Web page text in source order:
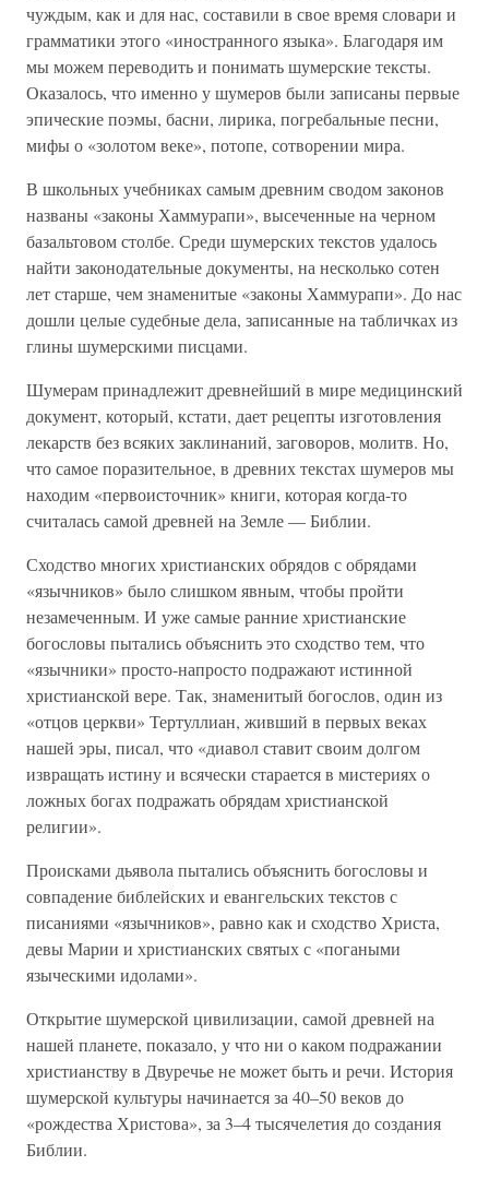
чуждым, как и для нас, составили в свое время словари и
грамматики этого «иностранного языка». Благодаря им
мы можем переводить и понимать шумерские тексты.
Оказалось, что именно у шумеров были записаны первые
эпические поэмы, басни, лирика, погребальные песни,
мифы о «золотом веке», потопе, сотворении мира.
В школьных учебниках самым древним сводом законов
названы «законы Хаммурапи», высеченные на черном
базальтовом столбе. Среди шумерских текстов удалось
найти законодательные документы, на несколько сотен
лет старше, чем знаменитые «законы Хаммурапи». До нас
дошли целые судебные дела, записанные на табличках из
глины шумерскими писцами.
Шумерам принадлежит древнейший в мире медицинский
документ, который, кстати, дает рецепты изготовления
лекарств без всяких заклинаний, заговоров, молитв. Но,
что самое поразительное, в древних текстах шумеров мы
находим «первоисточник» книги, которая когда-то
считалась самой древней на Земле — Библии.
Сходство многих христианских обрядов с обрядами
«язычников» было слишком явным, чтобы пройти
незамеченным. И уже самые ранние христианские
богословы пытались объяснить это сходство тем, что
«язычники» просто-напросто подражают истинной
христианской вере. Так, знаменитый богослов, один из
«отцов церкви» Тертуллиан, живший в первых веках
нашей эры, писал, что «диавол ставит своим долгом
извращать истину и всячески старается в мистериях о
ложных богах подражать обрядам христианской
религии».
Происками дьявола пытались объяснить богословы и
совпадение библейских и евангельских текстов с
писаниями «язычников», равно как и сходство Христа,
девы Марии и христианских святых с «погаными
языческими идолами».
Открытие шумерской цивилизации, самой древней на
нашей планете, показало, у что ни о каком подражании
христианству в Двуречье не может быть и речи. История
шумерской культуры начинается за 40–50 веков до
«рождества Христова», за 3–4 тысячелетия до создания
Библии.